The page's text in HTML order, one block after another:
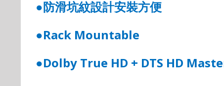
● 防滑坑紋設計安裝方便
●Rack Mountable
●Dolby True HD + DTS HD